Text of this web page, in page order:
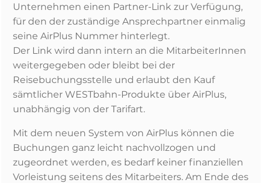
Unternehmen einen Partner-Link zur Verfügung,
für den der zuständige Ansprechpartner einmalig
seine AirPlus Nummer hinterlegt.
Der Link wird dann intern an die MitarbeiterInnen
weitergegeben oder bleibt bei der
Reisebuchungsstelle und erlaubt den Kauf
sämtlicher WESTbahn-Produkte über AirPlus,
unabhängig von der Tarifart. 
Mit dem neuen System von AirPlus können die
Buchungen ganz leicht nachvollzogen und
zugeordnet werden, es bedarf keiner finanziellen
Vorleistung seitens des Mitarbeiters. Am Ende des